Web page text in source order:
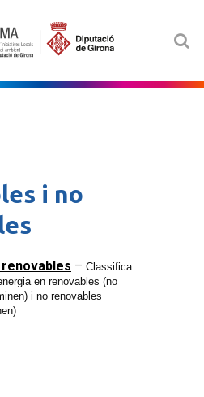
i no
– Classifica
en renovables (no
i no renovables